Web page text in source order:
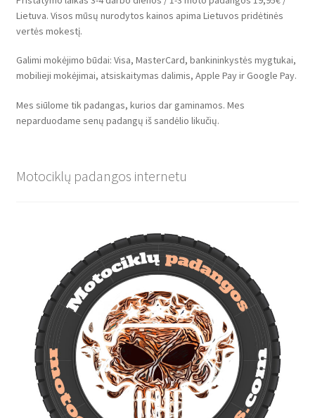
Lietuva. Visos mūsų nurodytos kainos apima Lietuvos pridėtinės
vertės mokestį.
Galimi mokėjimo būdai: Visa, MasterCard, bankininkystės mygtukai,
mobilieji mokėjimai, atsiskaitymas dalimis, Apple Pay ir Google Pay.
Mes siūlome tik padangas, kurios dar gaminamos. Mes
neparduodame senų padangų iš sandėlio likučių.
Motociklų padangos internetu